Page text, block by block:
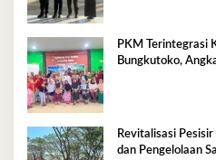
PKM Terintegrasi
Bungkutoko,
Revitalisasi
dan Pengelolaan